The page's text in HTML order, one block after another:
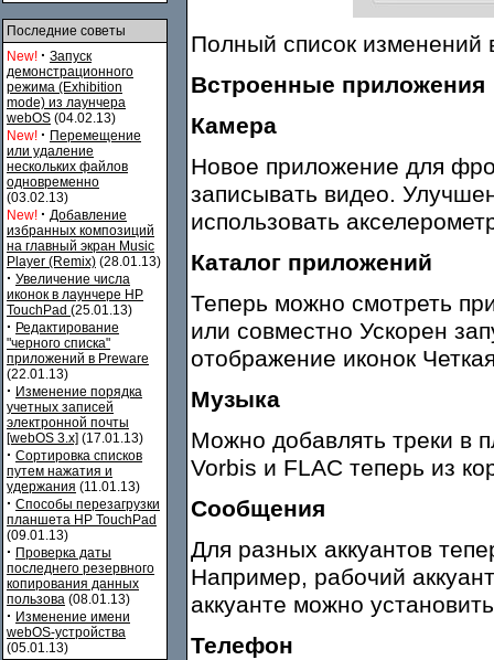
Последние советы
New! · Запуск
демонстрационного
режима (Exhibition
mode) из лаунчера
webOS (04.02.13)
New! · Перемещение
или удаление
нескольких файлов
одновременно
(03.02.13)
New! · Добавление
избранных композиций
на главный экран Music
Player (Remix) (28.01.13)
· Увеличение числа
иконок в лаунчере HP
TouchPad (25.01.13)
· Редактирование
"черного списка"
приложений в Preware
(22.01.13)
· Изменение порядка
учетных записей
электронной почты
[webOS 3.x] (17.01.13)
· Сортировка списков
путем нажатия и
удержания (11.01.13)
· Способы перезагрузки
планшета HP TouchPad
(09.01.13)
· Проверка даты
последнего резервного
копирования данных
пользова (08.01.13)
· Изменение имени
webOS-устройства
(05.01.13)
Полный список изменений
Встроенные приложения
Камера
Новое приложение для
записывать видео.
использовать
Каталог приложений
Теперь можно смотреть
или совместно Ускорен
отображение иконок
Музыка
Можно добавлять треки в
Vorbis и FLAC теперь из
Сообщения
Для разных аккуантов
Например, рабочий
аккуанте можно
Телефон